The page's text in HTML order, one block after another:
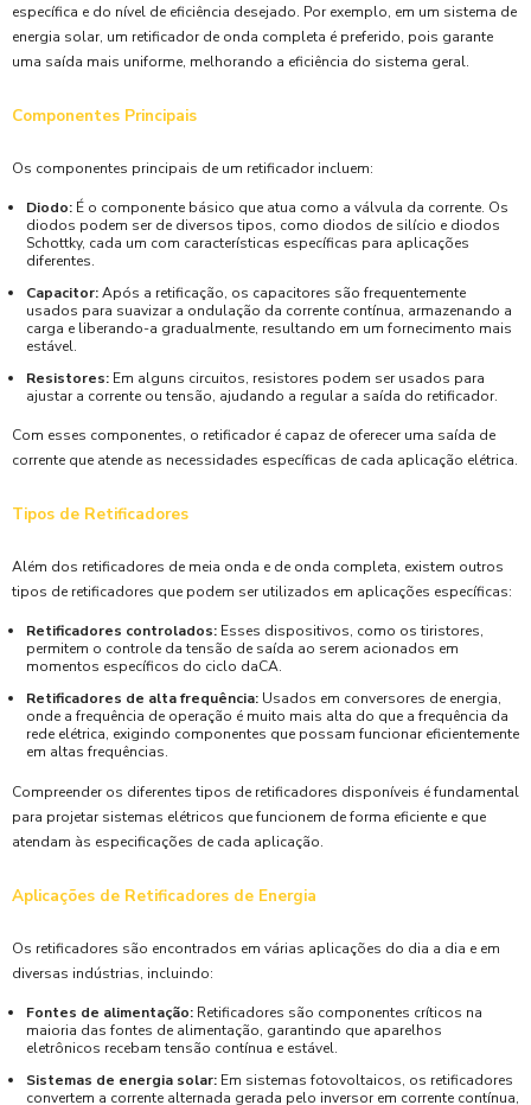
específica e do nível de eficiência desejado. Por exemplo, em um sistema de
energia solar, um retificador de onda completa é preferido, pois garante
uma saída mais uniforme, melhorando a eficiência do sistema geral.
Componentes Principais
Os componentes principais de um retificador incluem:
Diodo: É o componente básico que atua como a válvula da corrente. Os
diodos podem ser de diversos tipos, como diodos de silício e diodos
Schottky, cada um com características específicas para aplicações
diferentes.
Capacitor:Após a retificação, os capacitores são frequentemente
usados para suavizar a ondulação da corrente contínua, armazenando a
carga e liberando-a gradualmente, resultando em um fornecimento mais
estável.
Resistores: Em alguns circuitos, resistores podem ser usados para
ajustar a corrente ou tensão, ajudando a regular a saída do retificador.
Com esses componentes, o retificador é capaz de oferecer uma saída de
corrente que atende as necessidades específicas de cada aplicação elétrica.
Tipos de Retificadores
Além dos retificadores de meia onda e de onda completa, existem outros
tipos de retificadores que podem ser utilizados em aplicações específicas:
Retificadores controlados: Esses dispositivos, como os tiristores,
permitem o controle da tensão de saída ao serem acionados em
momentos específicos do ciclo daCA.
Retificadores de alta frequência: Usados em conversores de energia,
onde a frequência de operação é muito mais alta do que a frequência da
rede elétrica, exigindo componentes que possam funcionar eficientemente
em altas frequências.
Compreender os diferentes tipos de retificadores disponíveis é fundamental
para projetar sistemas elétricos que funcionem de forma eficiente e que
atendam às especificações de cada aplicação.
Aplicações de Retificadores de Energia
Os retificadores são encontrados em várias aplicações do dia a dia e em
diversas indústrias, incluindo:
Fontes de alimentação: Retificadores são componentes críticos na
maioria das fontes de alimentação, garantindo que aparelhos
eletrônicos recebam tensão contínua e estável.
Sistemas de energia solar: Em sistemas fotovoltaicos, os retificadores
convertem a corrente alternada gerada pelo inversor em corrente contínua,